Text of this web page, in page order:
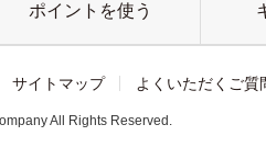
ポイントを使う
サイトマップ よくいただくご質
All Rights Reserved.